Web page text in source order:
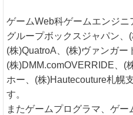
ゲームWeb科ゲームエンジ
グループボックスジャパン、
(株)QuatroA、(株)ヴァンガー
(株)DMM.comOVERRIDE、(
ホー、(株)Hautecouture札幌
す。
またゲームプログラマ、ゲ